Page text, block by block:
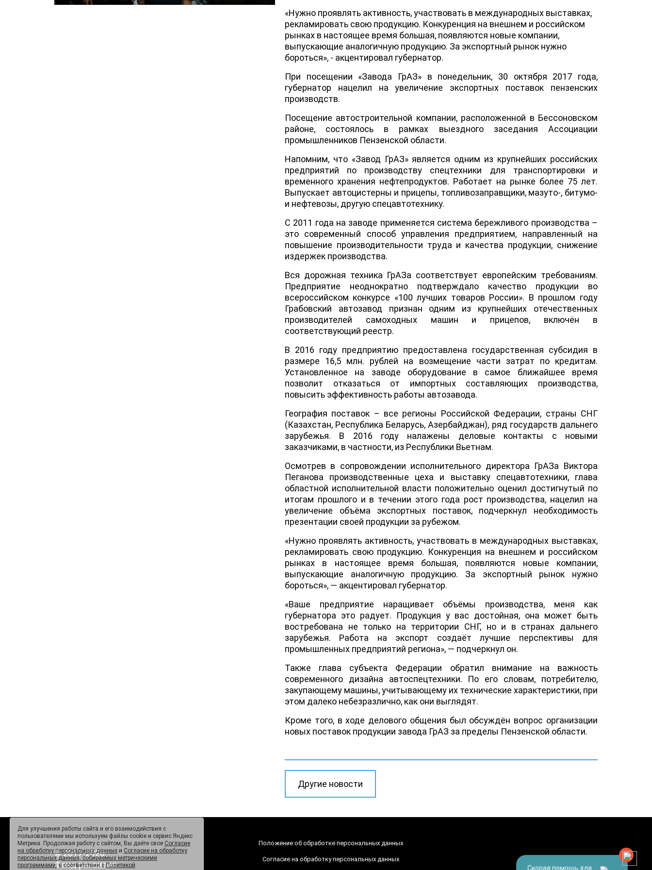
«Нужно проявлять активность, участвовать в международных выставках,
рекламировать свою продукцию. Конкуренция на внешнем и российском
рынках в настоящее время большая, появляются новые компании,
выпускающие аналогичную продукцию. За экспортный рынок нужно
бороться», - акцентировал губернатор.
При посещении «Завода ГрАЗ» в понедельник, 30 октября 2017 года,
губернатор нацелил на увеличение экспортных поставок пензенских
производств.
Посещение автостроительной компании, расположенной в Бессоновском
районе, состоялось в рамках выездного заседания Ассоциации
промышленников Пензенской области.
Напомним, что «Завод ГрАЗ» является одним из крупнейших российских
предприятий по производству спецтехники для транспортировки и
временного хранения нефтепродуктов. Работает на рынке более 75 лет.
Выпускает автоцистерны и прицепы, топливозаправщики, мазуто-, битумо-
и нефтевозы, другую спецавтотехнику.
С 2011 года на заводе применяется система бережливого производства –
это современный способ управления предприятием, направленный на
повышение производительности труда и качества продукции, снижение
издержек производства.
Вся дорожная техника ГрАЗа соответствует европейским требованиям.
Предприятие неоднократно подтверждало качество продукции во
всероссийском конкурсе «100 лучших товаров России». В прошлом году
Грабовский автозавод признан одним из крупнейших отечественных
производителей самоходных машин и прицепов, включён в
соответствующий реестр.
В 2016 году предприятию предоставлена государственная субсидия в
размере 16,5 млн. рублей на возмещение части затрат по кредитам.
Установленное на заводе оборудование в самое ближайшее время
позволит отказаться от импортных составляющих производства,
повысить эффективность работы автозавода.
География поставок – все регионы Российской Федерации, страны СНГ
(Казахстан, Республика Беларусь, Азербайджан), ряд государств дальнего
зарубежья. В 2016 году налажены деловые контакты с новыми
заказчиками, в частности, из Республики Вьетнам.
Осмотрев в сопровождении исполнительного директора ГрАЗа Виктора
Пеганова производственные цеха и выставку спецавтотехники, глава
областной исполнительной власти положительно оценил достигнутый по
итогам прошлого и в течении этого года рост производства, нацелил на
увеличение объёма экспортных поставок, подчеркнул необходимость
презентации своей продукции за рубежом.
«Нужно проявлять активность, участвовать в международных выставках,
рекламировать свою продукцию. Конкуренция на внешнем и российском
рынках в настоящее время большая, появляются новые компании,
выпускающие аналогичную продукцию. За экспортный рынок нужно
бороться», — акцентировал губернатор.
«Ваше предприятие наращивает объёмы производства, меня как
губернатора это радует. Продукция у вас достойная, она может быть
востребована не только на территории СНГ, но и в странах дальнего
зарубежья. Работа на экспорт создаёт лучшие перспективы для
промышленных предприятий региона», — подчеркнул он.
Также глава субъекта Федерации обратил внимание на важность
современного дизайна автоспецтехники. По его словам, потребителю,
закупающему машины, учитывающему их технические характеристики, при
этом далеко небезразлично, как они выглядят.
Кроме того, в ходе делового общения был обсуждён вопрос организации
новых поставок продукции завода ГрАЗ за пределы Пензенской области.
Другие новости
© 2017-2026
Фонд развития
Положение об обработке персональных данных
Согласие на обработку персональных данных
Скорая помощь для
Для улучшения работы сайта и его взаимодействия с
пользователями мы используем файлы cookie и сервис Яндекс
Метрика. Продолжая работу с сайтом, Вы даёте свое Согласие
на обработку персональных данных и Согласие на обработку
персональных данных, собираемых метрическими
программами, в соответствии сПолитикой